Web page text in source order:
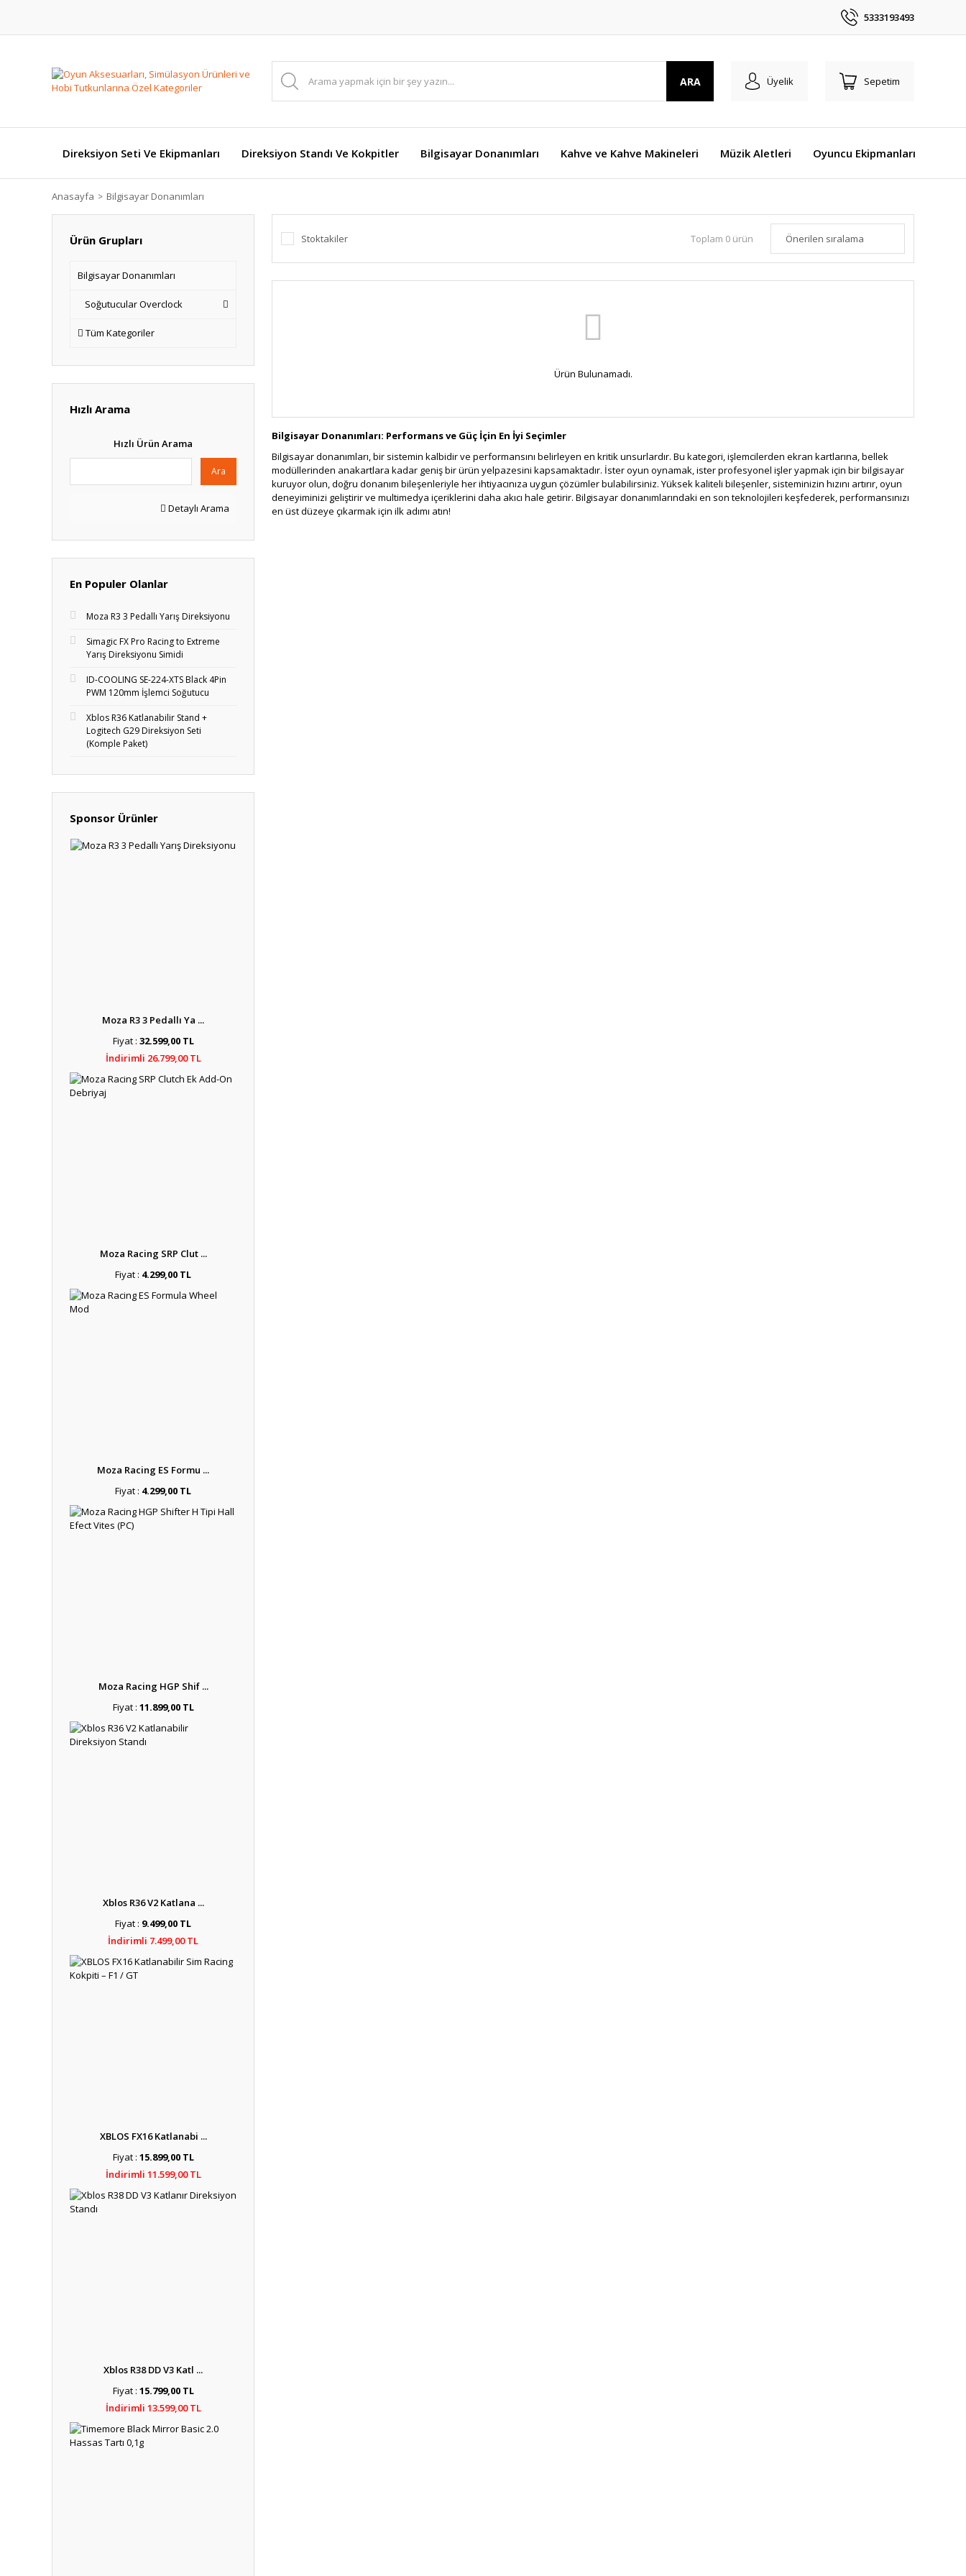
5333193493
ARA Üyelik Sepetim
Direksiyon Seti Ve Ekipmanları Direksiyon Standı Ve Kokpitler Bilgisayar Donanımları Kahve ve Kahve Makineleri Müzik Aletleri Oyuncu Ekipmanları
Anasayfa Bilgisayar Donanımları
Ürün Grupları
Bilgisayar Donanımları
Soğutucular Overclock
Tüm Kategoriler
Hızlı Arama
Hızlı Ürün Arama
Ara
Detaylı Arama
En Populer Olanlar
Moza R3 3 Pedallı Yarış Direksiyonu
Simagic FX Pro Racing to Extreme
Yarış Direksiyonu Simidi
ID-COOLING SE-224-XTS Black 4Pin
PWM 120mm İşlemci Soğutucu
Xblos R36 Katlanabilir Stand +
Logitech G29 Direksiyon Seti
(Komple Paket)
Sponsor Ürünler
Moza R3 3 Pedallı Ya ...
Fiyat : 32.599,00 TL
İndirimli 26.799,00 TL
Moza Racing SRP Clut ...
Fiyat : 4.299,00 TL
Moza Racing ES Formu ...
Fiyat : 4.299,00 TL
Moza Racing HGP Shif ...
Fiyat : 11.899,00 TL
Xblos R36 V2 Katlana ...
Fiyat : 9.499,00 TL
İndirimli 7.499,00 TL
XBLOS FX16 Katlanabi ...
Fiyat : 15.899,00 TL
İndirimli 11.599,00 TL
Xblos R38 DD V3 Katl ...
Fiyat : 15.799,00 TL
İndirimli 13.599,00 TL
Stoktakiler Toplam 0 ürün
Ürün Bulunamadı.
Bilgisayar Donanımları: Performans ve Güç İçin En İyi Seçimler
Bilgisayar donanımları, bir sistemin kalbidir ve performansını belirleyen en kritik unsurlardır. Bu kategori, işlemcilerden ekran kartlarına, bellek
modüllerinden anakartlara kadar geniş bir ürün yelpazesini kapsamaktadır. İster oyun oynamak, ister profesyonel işler yapmak için bir bilgisayar
kuruyor olun, doğru donanım bileşenleriyle her ihtiyacınıza uygun çözümler bulabilirsiniz. Yüksek kaliteli bileşenler, sisteminizin hızını artırır, oyun
deneyiminizi geliştirir ve multimedya içeriklerini daha akıcı hale getirir. Bilgisayar donanımlarındaki en son teknolojileri keşfederek, performansınızı
en üst düzeye çıkarmak için ilk adımı atın!